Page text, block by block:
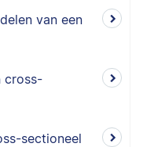
van een
cross-
sectioneel